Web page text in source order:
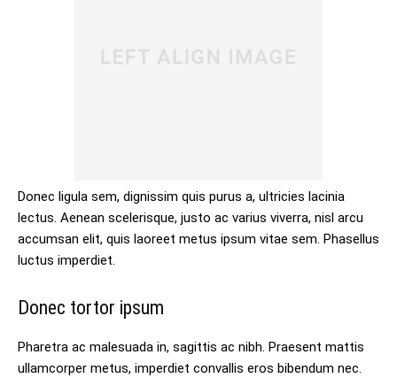
Donec ligula sem, dignissim quis purus a, ultricies lacinia
lectus. Aenean scelerisque, justo ac varius viverra, nisl arcu
accumsan elit, quis laoreet metus ipsum vitae sem. Phasellus
luctus imperdiet.
Donec tortor ipsum
Pharetra ac malesuada in, sagittis ac nibh. Praesent mattis
ullamcorper metus, imperdiet convallis eros bibendum nec.